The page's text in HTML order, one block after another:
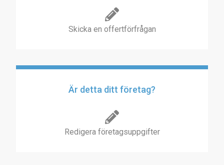
Skicka en offertförfrågan
Är detta ditt företag?
Redigera företagsuppgifter